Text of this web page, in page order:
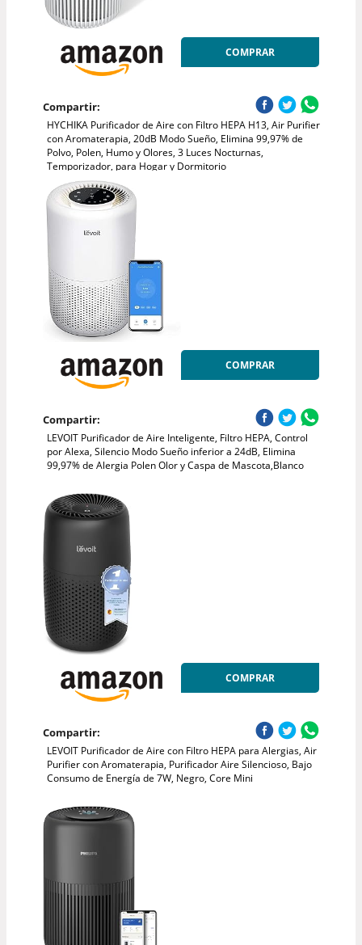
COMPRAR
Compartir:
HYCHIKA Purificador de Aire con Filtro HEPA H13, Air Purifier
con Aromaterapia, 20dB Modo Sueño, Elimina 99,97% de
Polvo, Polen, Humo y Olores, 3 Luces Nocturnas,
Temporizador, para Hogar y Dormitorio
COMPRAR
Compartir:
LEVOIT Purificador de Aire Inteligente, Filtro HEPA, Control
por Alexa, Silencio Modo Sueño inferior a 24dB, Elimina
99,97% de Alergia Polen Olor y Caspa de Mascota,Blanco
COMPRAR
Compartir:
LEVOIT Purificador de Aire con Filtro HEPA para Alergias, Air
Purifier con Aromaterapia, Purificador Aire Silencioso, Bajo
Consumo de Energía de 7W, Negro, Core Mini